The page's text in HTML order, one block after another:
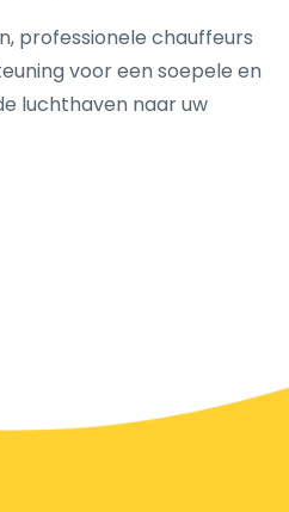
professionele chauffeurs
voor een soepele en
luchthaven naar uw